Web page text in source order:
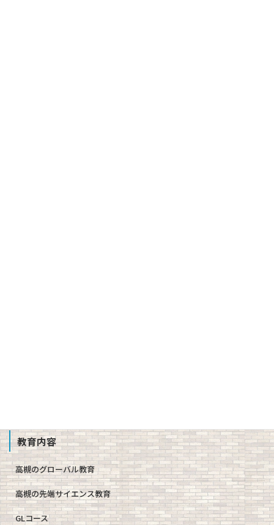
教育内容
高槻のグローバル教育
高槻の先端サイエンス教育
GLコース